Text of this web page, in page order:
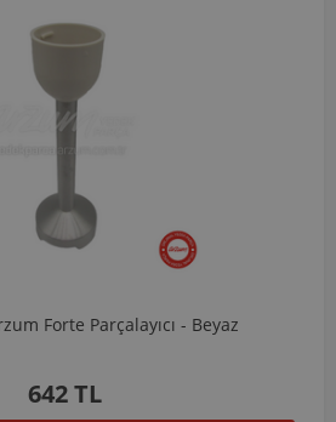
Forte Parçalayıcı - Beyaz
642 TL